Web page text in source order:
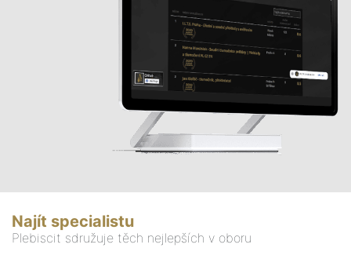
Najít specialistu
Plebiscit sdružuje těch nejlepších v oboru